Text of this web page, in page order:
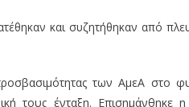
και συζητήθηκαν από
των ΑμεΑ στο
τους ένταξη. Επισημάνθηκε